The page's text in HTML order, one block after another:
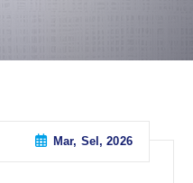
Mar, Sel, 2026